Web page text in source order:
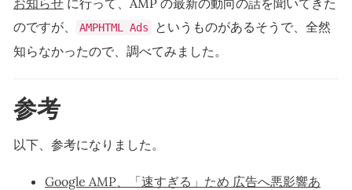
お知らせ に行って、AMP の最新の動向の話を聞いてきた
のですが、
AMPHTML Ads
というものがあるそうで、全然
知らなかったので、調べてみました。
参考
以下、参考になりました。
Google AMP、「速すぎる」ため 広告へ悪影響あ